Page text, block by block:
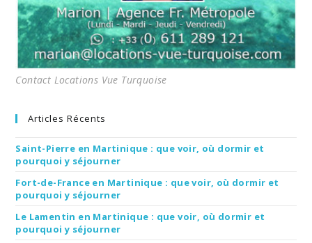
Contact Locations Vue Turquoise
Articles Récents
Saint-Pierre en Martinique : que voir, où dormir et
pourquoi y séjourner
Fort-de-France en Martinique : que voir, où dormir et
pourquoi y séjourner
Le Lamentin en Martinique : que voir, où dormir et
pourquoi y séjourner